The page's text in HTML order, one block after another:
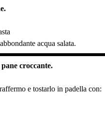
acqua salata.
croccante.
e tostarlo in padella con: